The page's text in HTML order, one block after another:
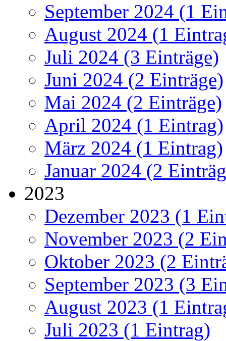
September 2024 (1
August 2024 (1
Juli 2024 (3 Einträge)
Juni 2024 (2 Einträge)
Mai 2024 (2 Einträge)
April 2024 (1 Eintrag)
März 2024 (1 Eintrag)
Januar 2024 (2
2023
Dezember 2023 (1
November 2023 (2
Oktober 2023 (2
September 2023 (3
August 2023 (1
Juli 2023 (1 Eintrag)